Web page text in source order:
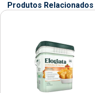
Produtos Relacionados